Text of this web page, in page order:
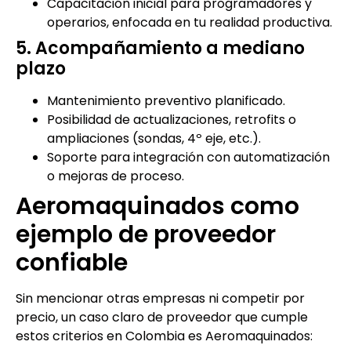
operarios, enfocada en tu realidad productiva.
5. Acompañamiento a mediano
plazo
Mantenimiento preventivo planificado.
Posibilidad de actualizaciones, retrofits o
ampliaciones (sondas, 4º eje, etc.).
Soporte para integración con automatización
o mejoras de proceso.
Aeromaquinados como
ejemplo de proveedor
confiable
Sin mencionar otras empresas ni competir por
precio, un caso claro de proveedor que cumple
estos criterios en Colombia es Aeromaquinados: